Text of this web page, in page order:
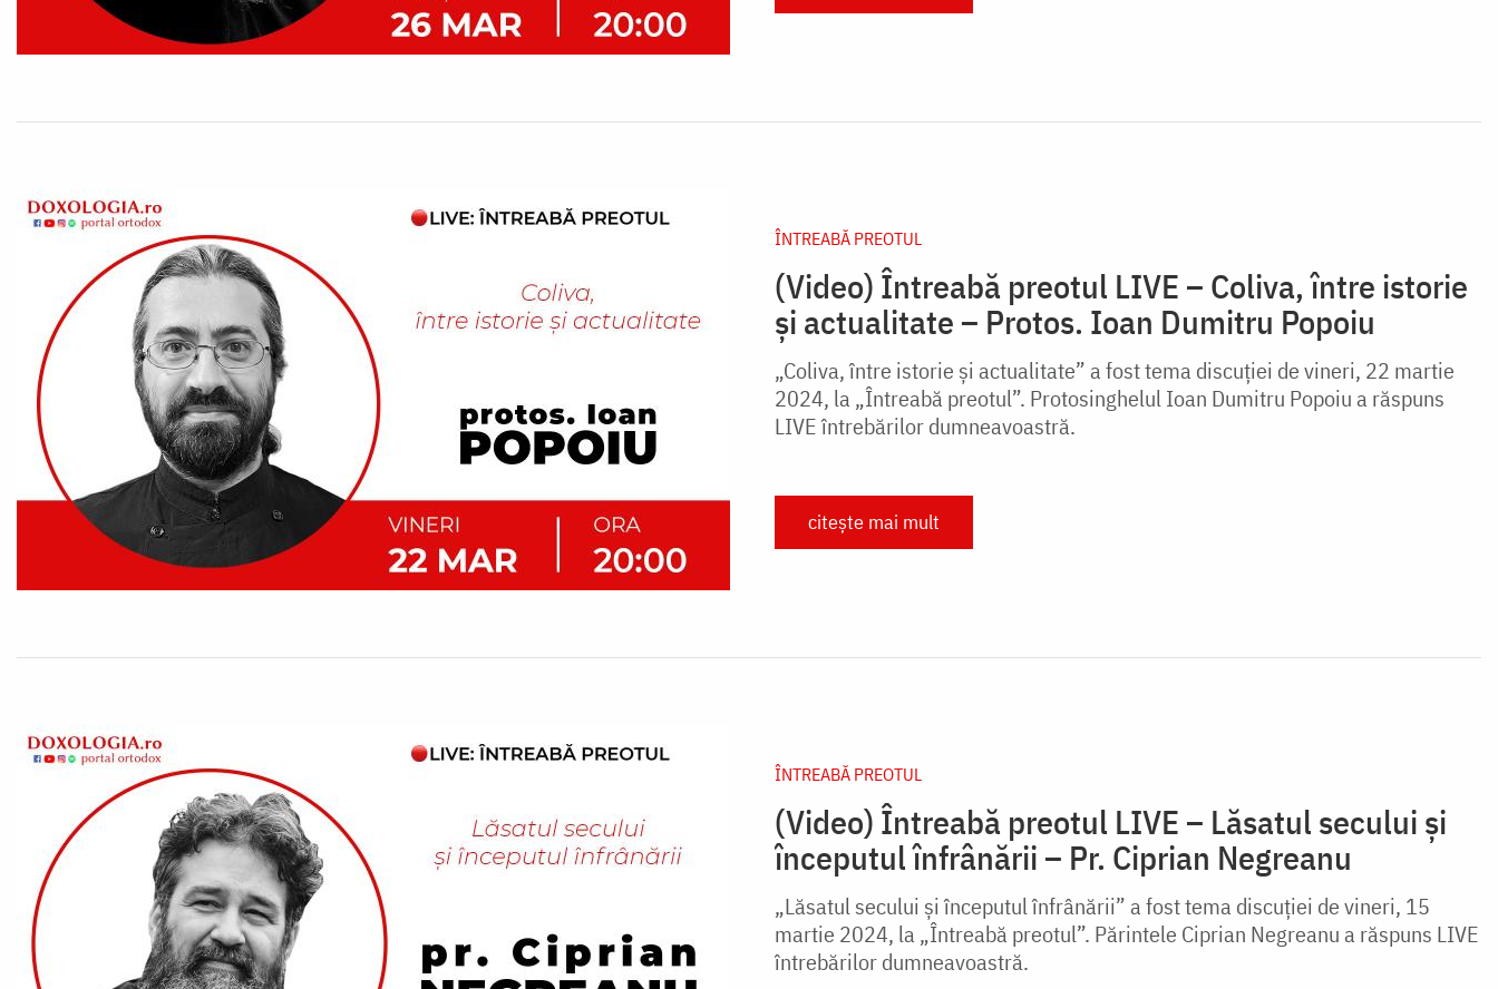
ÎNTREABĂ PREOTUL
(Video) Întreabă preotul LIVE – Coliva, între istorie
și actualitate – Protos. Ioan Dumitru Popoiu
„Coliva, între istorie și actualitate” a fost tema discuției de vineri, 22 martie
2024, la „Întreabă preotul”. Protosinghelul Ioan Dumitru Popoiu a răspuns
LIVE întrebărilor dumneavoastră.
citește mai mult
ÎNTREABĂ PREOTUL
(Video) Întreabă preotul LIVE – Lăsatul secului și
începutul înfrânării – Pr. Ciprian Negreanu
„Lăsatul secului și începutul înfrânării” a fost tema discuției de vineri, 15
martie 2024, la „Întreabă preotul”. Părintele Ciprian Negreanu a răspuns LIVE
întrebărilor dumneavoastră.